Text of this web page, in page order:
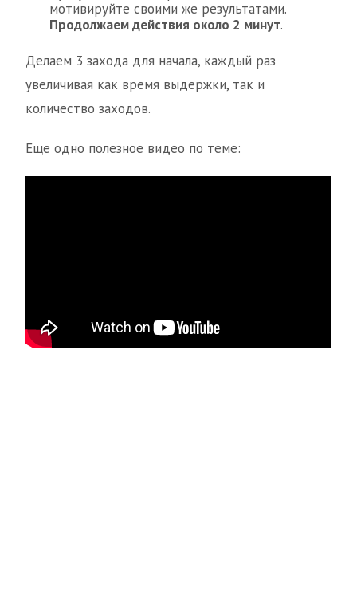
мотивируйте своими же результатами.
Продолжаем действия около 2 минут.
Делаем 3 захода для начала, каждый раз
увеличивая как время выдержки, так и
количество заходов.
Еще одно полезное видео по теме: